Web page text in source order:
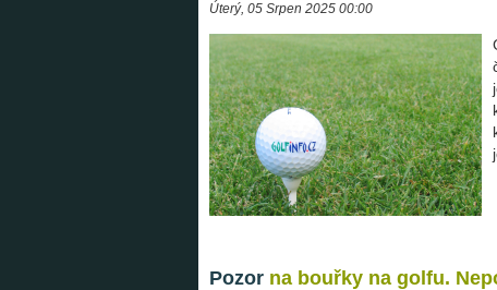
Úterý, 05 Srpen 2025 00:00
Pozor na bouřky na golfu.